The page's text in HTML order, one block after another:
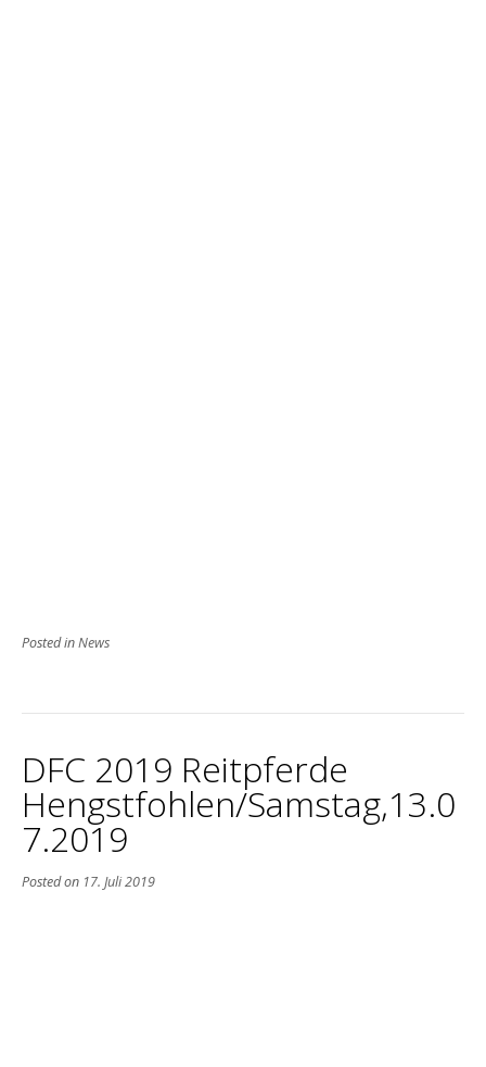
Posted inNews
DFC 2019 Reitpferde
Hengstfohlen/Samstag,13.0
7.2019
Posted on 17. Juli 2019